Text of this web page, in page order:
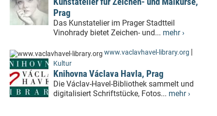
Prag
Das Kunstatelier im Prager Stadtteil
Vinohrady bietet Zeichen- und... mehr ›
www.vaclavhavel-library.org |
Kultur
Knihovna Václava Havla, Prag
Die Václav-Havel-Bibliothek sammelt und
digitalisiert Schriftstücke, Fotos... mehr ›